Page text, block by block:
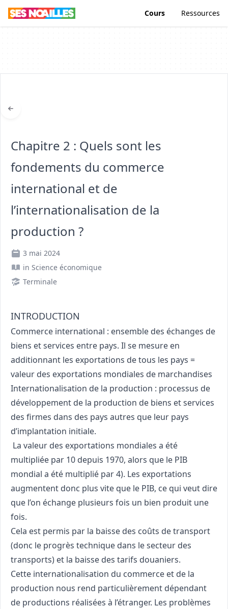
Cours Ressources
Chapitre 2 : Quels sont les
fondements du commerce
international et de
l’internationalisation de la
production ?
3 mai 2024
in Science économique
Terminale
INTRODUCTION
Commerce international : ensemble des échanges de
biens et services entre pays. Il se mesure en
additionnant les exportations de tous les pays =
valeur des exportations mondiales de marchandises
Internationalisation de la production : processus de
développement de la production de biens et services
des firmes dans des pays autres que leur pays
d’implantation initiale.
La valeur des exportations mondiales a été
multipliée par 10 depuis 1970, alors que le PIB
mondial a été multiplié par 4). Les exportations
augmentent donc plus vite que le PIB, ce qui veut dire
que l’on échange plusieurs fois un bien produit une
fois.
Cela est permis par la baisse des coûts de transport
(donc le progrès technique dans le secteur des
transports) et la baisse des tarifs douaniers.
Cette internationalisation du commerce et de la
production nous rend particulièrement dépendant
de productions réalisées à l’étranger. Les problèmes